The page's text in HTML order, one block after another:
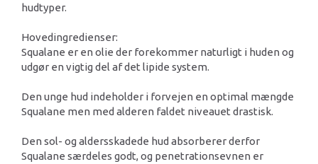
hudtyper.
Hovedingredienser:
Squalane er en olie der forekommer naturligt i huden og
udgør en vigtig del af det lipide system.
Den unge hud indeholder i forvejen en optimal mængde
Squalane men med alderen faldet niveauet drastisk.
Den sol- og aldersskadede hud absorberer derfor
Squalane særdeles godt, og penetrationsevnen er